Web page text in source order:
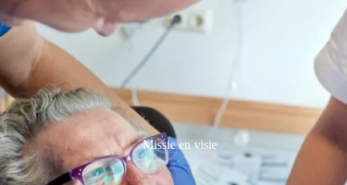
Missie en visie